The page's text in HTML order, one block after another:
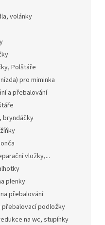
volánky
Polštáře
pro miminka
a přebalování
bryndáčky
vložky,...
plenky
přebalování
přebalovací podložky
na wc, stupínky